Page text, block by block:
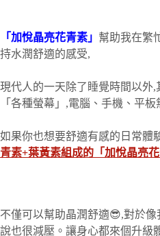
「加悅晶亮花青素」 幫助我在繁
持水潤舒適的感受,
現代人的一天除了睡覺時間以外,
「各種螢幕」,電腦、手機、平板
如果你也想要舒適有感的日常體
青素+葉黃素組成的「加悅晶亮花
不僅可以幫助晶潤舒適😎,對於
說也很減壓。讓身心都來個升級